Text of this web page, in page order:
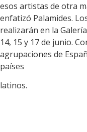
esos artistas de otra
enfatizó Palamides.
realizarán en la
14, 15 y 17 de junio.
agrupaciones de
países
latinos.